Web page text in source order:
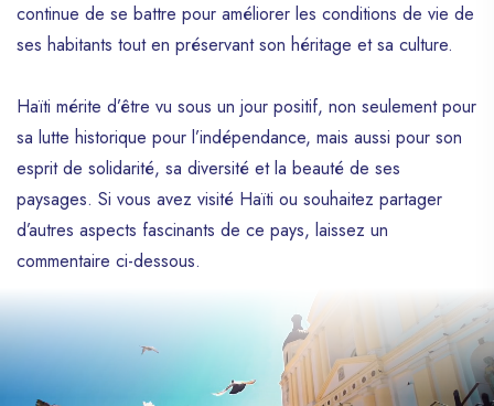
continue de se battre pour améliorer les conditions de vie de
ses habitants tout en préservant son héritage et sa culture.
Haïti mérite d’être vu sous un jour positif, non seulement pour
sa lutte historique pour l’indépendance, mais aussi pour son
esprit de solidarité, sa diversité et la beauté de ses
paysages. Si vous avez visité Haïti ou souhaitez partager
d’autres aspects fascinants de ce pays, laissez un
commentaire ci-dessous.